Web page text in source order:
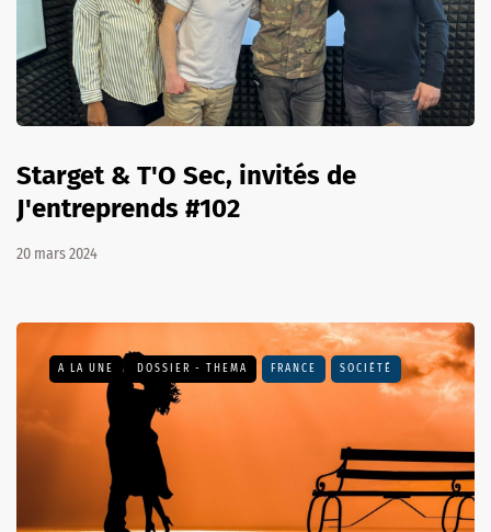
Starget & T'O Sec, invités de
J'entreprends #102
20 mars 2024
A LA UNE DOSSIER - THEMA FRANCE SOCIÉTÉ